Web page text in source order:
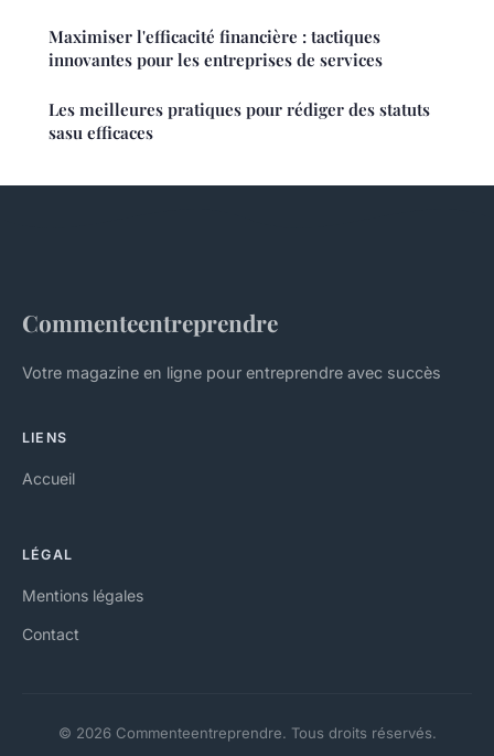
Maximiser l'efficacité financière : tactiques
innovantes pour les entreprises de services
Les meilleures pratiques pour rédiger des statuts
sasu efficaces
Commenteentreprendre
Votre magazine en ligne pour entreprendre avec succès
LIENS
Accueil
LÉGAL
Mentions légales
Contact
© 2026 Commenteentreprendre. Tous droits réservés.